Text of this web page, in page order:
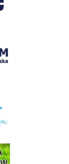
Wieliczka
- złóż deklarację